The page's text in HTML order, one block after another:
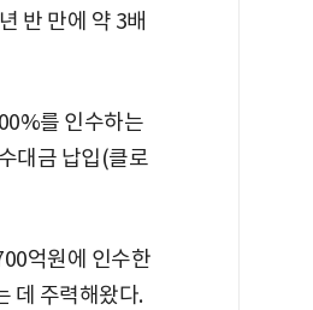
반 만에 약 3배
를 인수하는
대금 납입(클로
억원에 인수한
데 주력해왔다.